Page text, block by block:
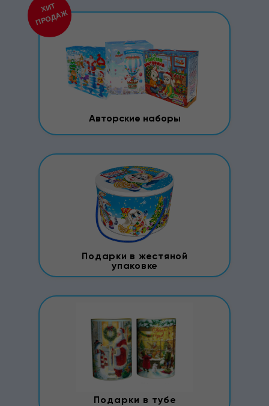
ХИТ
ПРОДАЖ
Подарки в жестяной
упаковке
Подарки в тубе
Авторские наборы